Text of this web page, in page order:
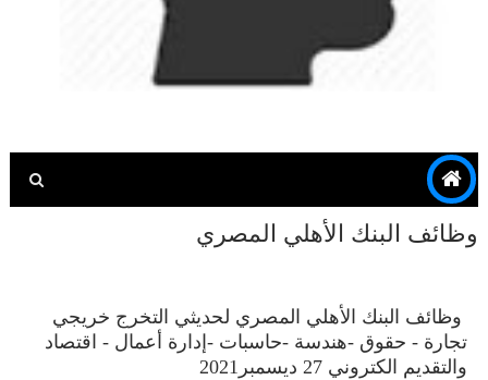
وظائف البنك الأهلي المصري
وظائف البنك الأهلي المصري لحديثي التخرج خريجي
تجارة - حقوق -هندسة -حاسبات -إدارة أعمال - اقتصاد
والتقديم الكتروني 27 ديسمبر2021